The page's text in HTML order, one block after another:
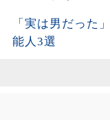
「実は男だった
能人3選